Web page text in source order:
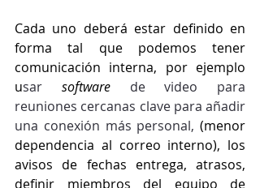
Cada uno deberá estar definido en
forma tal que podemos tener
comunicación interna, por ejemplo
usar software de video para
reuniones cercanas clave para añadir
una conexión más personal, (menor
dependencia al correo interno), los
avisos de fechas entrega, atrasos,
definir miembros del equipo de